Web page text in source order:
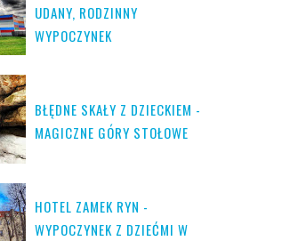
UDANY, RODZINNY
WYPOCZYNEK
BŁĘDNE SKAŁY Z DZIECKIEM -
MAGICZNE GÓRY STOŁOWE
HOTEL ZAMEK RYN -
WYPOCZYNEK Z DZIEĆMI W